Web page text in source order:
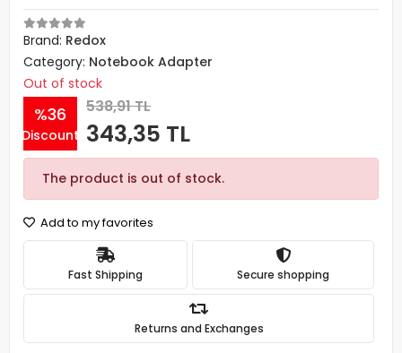
Brand: Redox
Category: Notebook Adapter
Out of stock
%36
Discount
538,91 TL
343,35 TL
The product is out of stock.
Add to my favorites
Fast Shipping Secure shopping
Returns and Exchanges